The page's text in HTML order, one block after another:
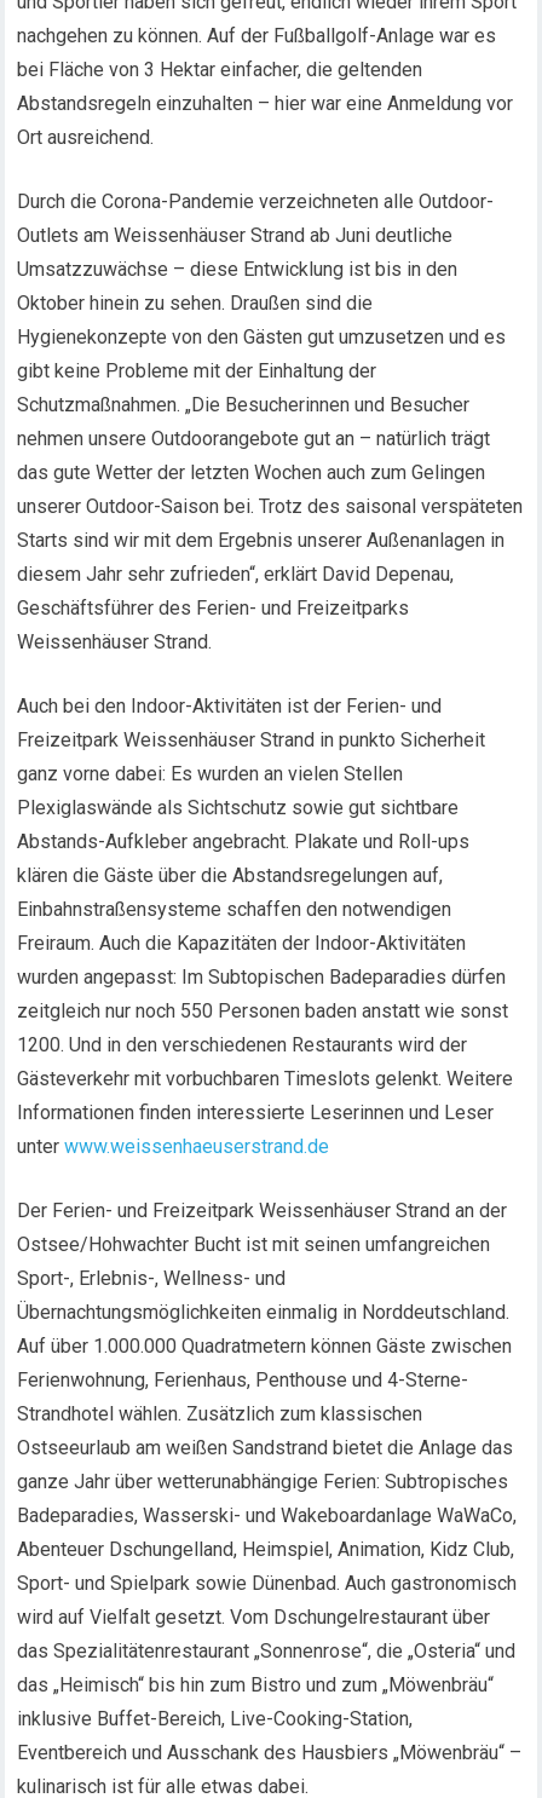
nachgehen zu können. Auf der Fußballgolf-Anlage war es
bei Fläche von 3 Hektar einfacher, die geltenden
Abstandsregeln einzuhalten – hier war eine Anmeldung vor
Ort ausreichend.
Durch die Corona-Pandemie verzeichneten alle Outdoor-
Outlets am Weissenhäuser Strand ab Juni deutliche
Umsatzzuwächse – diese Entwicklung ist bis in den
Oktober hinein zu sehen. Draußen sind die
Hygienekonzepte von den Gästen gut umzusetzen und es
gibt keine Probleme mit der Einhaltung der
Schutzmaßnahmen. „Die Besucherinnen und Besucher
nehmen unsere Outdoorangebote gut an – natürlich trägt
das gute Wetter der letzten Wochen auch zum Gelingen
unserer Outdoor-Saison bei. Trotz des saisonal verspäteten
Starts sind wir mit dem Ergebnis unserer Außenanlagen in
diesem Jahr sehr zufrieden“, erklärt David Depenau,
Geschäftsführer des Ferien- und Freizeitparks
Weissenhäuser Strand.
Auch bei den Indoor-Aktivitäten ist der Ferien- und
Freizeitpark Weissenhäuser Strand in punkto Sicherheit
ganz vorne dabei: Es wurden an vielen Stellen
Plexiglaswände als Sichtschutz sowie gut sichtbare
Abstands-Aufkleber angebracht. Plakate und Roll-ups
klären die Gäste über die Abstandsregelungen auf,
Einbahnstraßensysteme schaffen den notwendigen
Freiraum. Auch die Kapazitäten der Indoor-Aktivitäten
wurden angepasst: Im Subtopischen Badeparadies dürfen
zeitgleich nur noch 550 Personen baden anstatt wie sonst
1200. Und in den verschiedenen Restaurants wird der
Gästeverkehr mit vorbuchbaren Timeslots gelenkt. Weitere
Informationen finden interessierte Leserinnen und Leser
unterwww.weissenhaeuserstrand.de
Der Ferien- und Freizeitpark Weissenhäuser Strand an der
Ostsee/Hohwachter Bucht ist mit seinen umfangreichen
Sport-, Erlebnis-, Wellness- und
Übernachtungsmöglichkeiten einmalig in Norddeutschland.
Auf über 1.000.000 Quadratmetern können Gäste zwischen
Ferienwohnung, Ferienhaus, Penthouse und 4-Sterne-
Strandhotel wählen. Zusätzlich zum klassischen
Ostseeurlaub am weißen Sandstrand bietet die Anlage das
ganze Jahr über wetterunabhängige Ferien: Subtropisches
Badeparadies, Wasserski- und Wakeboardanlage WaWaCo,
Abenteuer Dschungelland, Heimspiel, Animation, Kidz Club,
Sport- und Spielpark sowie Dünenbad. Auch gastronomisch
wird auf Vielfalt gesetzt. Vom Dschungelrestaurant über
das Spezialitätenrestaurant „Sonnenrose“, die „Osteria“ und
das „Heimisch“ bis hin zum Bistro und zum „Möwenbräu“
inklusive Buffet-Bereich, Live-Cooking-Station,
Eventbereich und Ausschank des Hausbiers „Möwenbräu“ –
kulinarisch ist für alle etwas dabei.